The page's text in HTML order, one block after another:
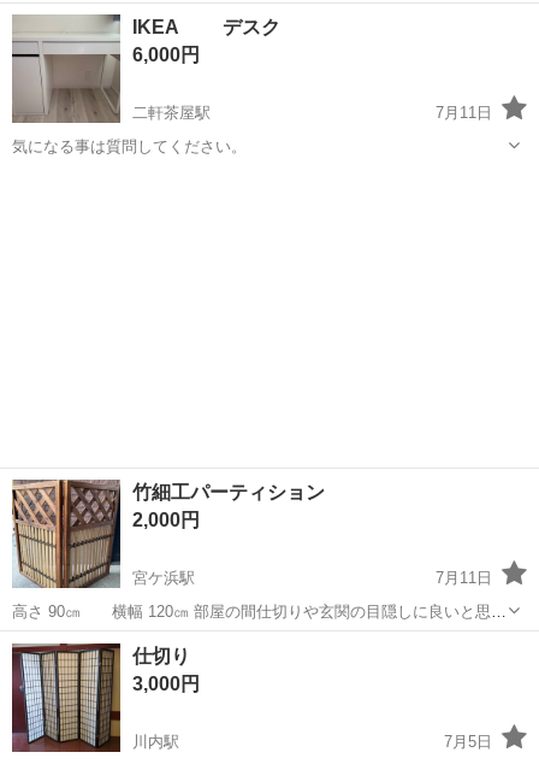
ないです。 左側面にシール跡があります。 おまけで未使用の東プレ製
の洗面化粧台（ミラーキャビネット）をお付けします。 早めに取りに
来てくれる方を優先させていた...
鹿児島 日置市 伊集院駅 オフィス用家具
IKEA デスク
6,000円
二軒茶屋駅
7月11日
気になる事は質問してください。
竹細工パーティション
2,000円
宮ケ浜駅
7月11日
高さ 90㎝ 横幅 120㎝ 部屋の間仕切りや玄関の目隠しに良いと思い
ます。
鹿児島 鹿屋市 宮ケ浜駅
仕切り
3,000円
川内駅
7月5日